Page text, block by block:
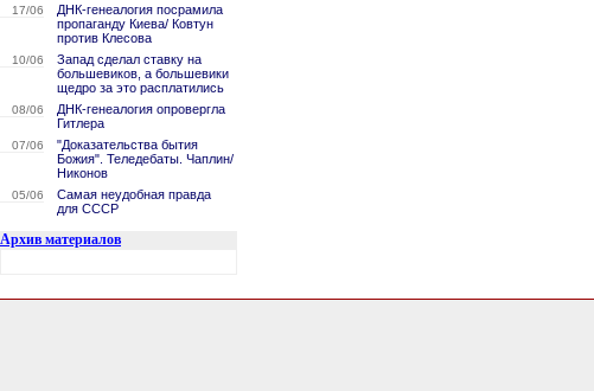
17/06
ДНК-генеалогия посрамила
пропаганду Киева/ Ковтун
против Клесова
10/06
Запад сделал ставку на
большевиков, а большевики
щедро за это расплатились
08/06
ДНК-генеалогия опровергла
Гитлера
07/06
"Доказательства бытия
Божия". Теледебаты. Чаплин/
Никонов
05/06
Самая неудобная правда
для СССР
Архив материалов